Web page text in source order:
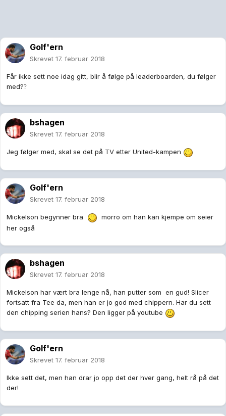
Golf'ern
Skrevet 17. februar 2018
Får ikke sett noe idag gitt, blir å følge på leaderboarden, du følger
med??
bshagen
Skrevet 17. februar 2018
Jeg følger med, skal se det på TV etter United-kampen
Golf'ern
Skrevet 17. februar 2018
Mickelson begynner bra
morro om han kan kjempe om seier
her også
bshagen
Skrevet 17. februar 2018
Mickelson har vært bra lenge nå, han putter som en gud! Slicer
fortsatt fra Tee da, men han er jo god med chippern. Har du sett
den chipping serien hans? Den ligger på youtube
Golf'ern
Skrevet 17. februar 2018
Ikke sett det, men han drar jo opp det der hver gang, helt rå på det
der!